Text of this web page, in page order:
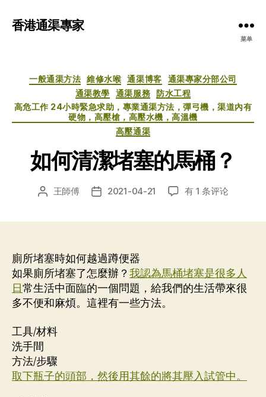
香港通渠專家
菜单
分
类
一般通渠方法 維修水喉 通渠博客
通渠專家分部公司
通渠教學
通渠服務
防水工程
高危工作 24小時緊急求助，專業通渠方法，彈弓機，渠道內有
硬物，高壓槍，高壓水機，高溫機
高壓通渠
如何清潔堵塞的馬桶？
文 王師傅
发 2021-04-21
如
的
馬
桶？
有 1 条评论
廁所堵塞時如何越過蹲便器
如果廁所堵塞了怎麼辦？ 我認為馬桶堵塞是很多人
日常生活中面臨的一個問題，給我們的生活帶來很
多不便和麻煩。這裡有一些方法。
工具/材料
洗手間
方法/步驟
取下瓶子的頭部，然後用其餘的將其壓入試管中。